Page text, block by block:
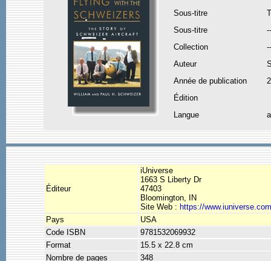
Sous-titre
Sous-titre
--
Collection
--
Auteur
Année de publication
Édition
Langue
Éditeur
iUniverse
1663 S Liberty Dr
47403
Bloomington, IN
Site Web : https://
Pays
USA
Code ISBN
9781532069932
Format
15.5 x 22.8 cm
Nombre de pages
348